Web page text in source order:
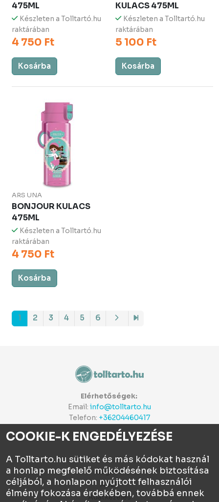
475ML
Készleten a Tolltartó.hu
raktárában
4 750 Ft
Kosárba
KULACS 475ML
Készleten a Tolltartó.hu
raktárában
5 100 Ft
Kosárba
ARS UNA
BONJOUR KULACS
475ML
Készleten a Tolltartó.hu
raktárában
4 750 Ft
Kosárba
1 2 3 4 5 6
Elérhetőségek:
Email: info@tolltarto.hu
Telefon: +36204460417
Céginfo
ÁSZF
Adatkezelés
COOKIE-K ENGEDÉLYEZÉSE
A Tolltarto.hu sütiket és más kódokat használ
a honlap megfelelő működésének biztosítása
céljából, a honlapon nyújtott felhasználói
élmény fokozása érdekében, továbbá ennek